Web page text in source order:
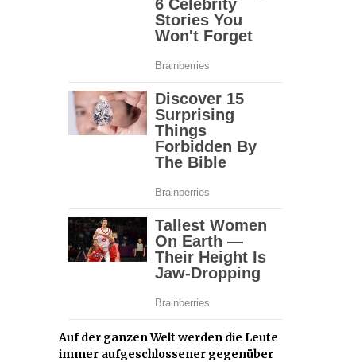
Auf der ganzen Welt werden die Leute
immer aufgeschlossener gegenüber